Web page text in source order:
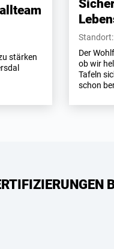
stärken
Der
ob wir
Tafeln
schon